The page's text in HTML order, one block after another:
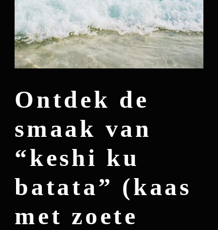
Ontdek de
smaak van
“keshi ku
batata” (kaas
met zoete